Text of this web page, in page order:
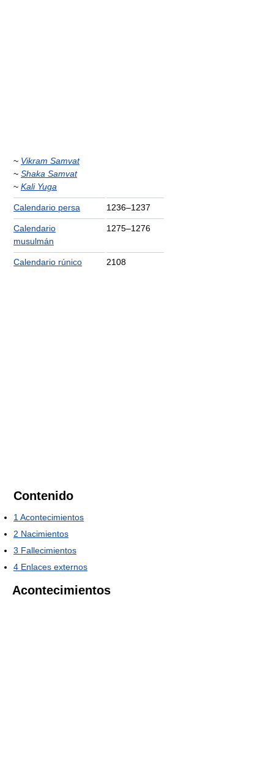
~ Vikram Samvat
~ Shaka Samvat
~ Kali Yuga
Calendario persa 1236–1237
Calendario
musulmán
1275–1276
Calendario rúnico 2108
Contenido
1 Acontecimientos
2 Nacimientos
3 Fallecimientos
4 Enlaces externos
Acontecimientos